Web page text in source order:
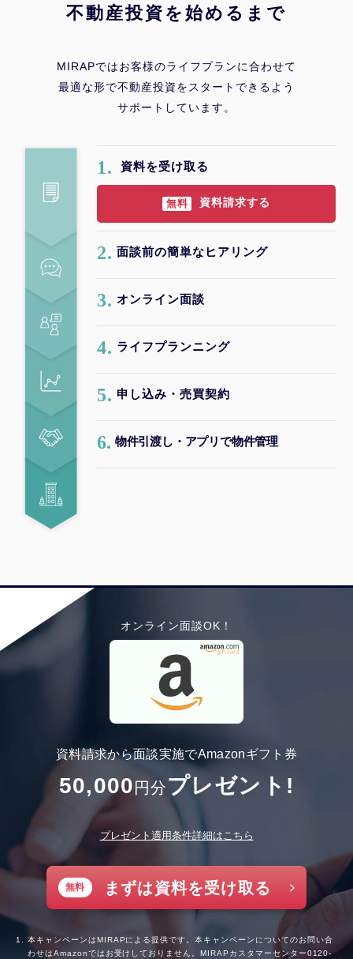
不動産投資を始めるまで
MIRAPではお客様のライフプランに合わせて
最適な形で不動産投資をスタートできるよう
サポートしています。
1. 資料を受け取る
無料 資料請求する
2. 面談前の簡単なヒアリング
3. オンライン面談
4. ライフプランニング
5. 申し込み・売買契約
6. 物件引渡し・アプリで物件管理
オンライン面談OK！
資料請求から面談実施でAmazonギフト券
50,000円分プレゼント!
プレゼント適用条件詳細はこちら
無料 まずは資料を受け取る
本キャンペーンはMIRAPによる提供です。本キャンペーンについてのお問い合
わせはAmazonではお受けしておりません。MIRAPカスタマーセンター0120-